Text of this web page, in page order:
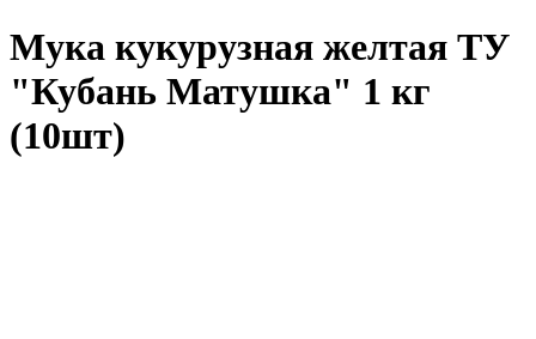
Мука кукурузная желтая ТУ
"Кубань Матушка" 1 кг
(10шт)